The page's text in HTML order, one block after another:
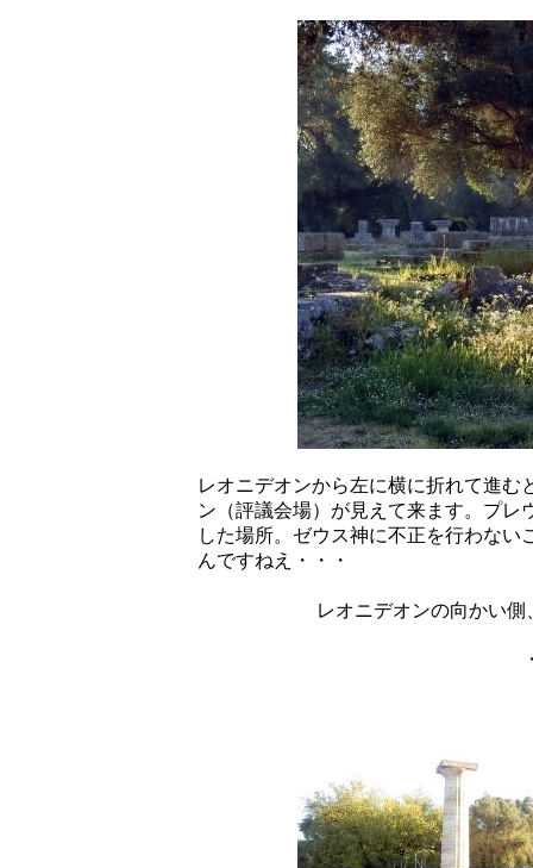
レオニデオンから左に横に折れて進
ン（評議会場）が見えて来ます。プ
した場所。ゼウス神に不正を行わな
んですねえ・・・
レオニデオンの向かい